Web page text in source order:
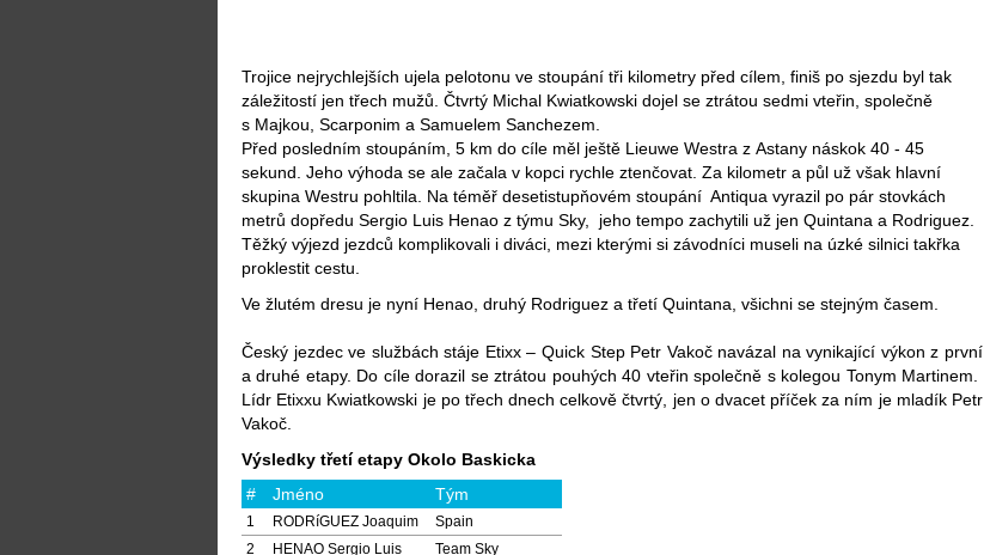
Trojice nejrychlejších ujela pelotonu ve stoupání tři kilometry před cílem, finiš po sjezdu byl tak
záležitostí jen třech mužů. Čtvrtý Michal Kwiatkowski dojel se ztrátou sedmi vteřin, společně
s Majkou, Scarponim a Samuelem Sanchezem.
Před posledním stoupáním, 5 km do cíle měl ještě Lieuwe Westra z Astany náskok 40 - 45
sekund. Jeho výhoda se ale začala v kopci rychle ztenčovat. Za kilometr a půl už však hlavní
skupina Westru pohltila. Na téměř desetistupňovém stoupání Antiqua vyrazil po pár stovkách
metrů dopředu Sergio Luis Henao z týmu Sky, jeho tempo zachytili už jen Quintana a Rodriguez.
Těžký výjezd jezdců komplikovali i diváci, mezi kterými si závodníci museli na úzké silnici takřka
proklestit cestu.
Ve žlutém dresu je nyní Henao, druhý Rodriguez a třetí Quintana, všichni se stejným časem.
Český jezdec ve službách stáje Etixx – Quick Step Petr Vakoč navázal na vynikající výkon z první
a druhé etapy. Do cíle dorazil se ztrátou pouhých 40 vteřin společně s kolegou Tonym Martinem.
Lídr Etixxu Kwiatkowski je po třech dnech celkově čtvrtý, jen o dvacet příček za ním je mladík Petr
Vakoč.
Výsledky třetí etapy Okolo Baskicka
#
Jméno Tým
1 RODRíGUEZ Joaquim
Spain
2
HENAO Sergio Luis
Team Sky